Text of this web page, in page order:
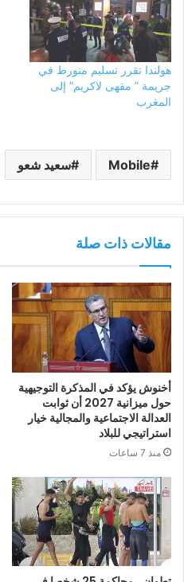
هولندا تقرر تسليم متورط في
جريمة ” مقهى لاكريم” إلى
المغرب
Mobile سعيد شعو
مقالات ذات صلة
أخنوش يؤكد في المذكرة التوجيهية
حول ميزانية 2027 أن ثوابت
العدالة الاجتماعية والمجالية خيار
استراتيجي للبلاد
منذ 7 ساعات